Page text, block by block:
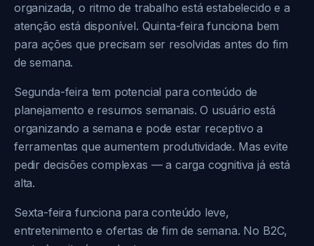
organizada, o ritmo de trabalho está estabelecido e a
atenção está disponível. Quinta-feira funciona bem
para ações que precisam ser resolvidas antes do fim
de semana.
Segunda-feira tem potencial para conteúdo de
planejamento e resumos semanais. O usuário está
organizando a semana e pode estar receptivo a
ferramentas que aumentem produtividade. Mas evite
pedir decisões complexas — a carga cognitiva já está
alta.
Sexta-feira funciona para conteúdo leve,
entretenimento e ofertas de fim de semana. No B2C,